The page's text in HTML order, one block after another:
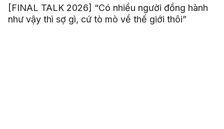
[FINAL TALK 2026] “Có nhiều người đồng hành
như vậy thì sợ gì, cứ tò mò về thế giới thôi”